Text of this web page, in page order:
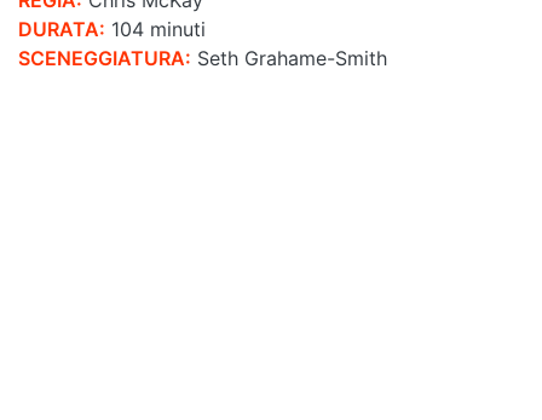
DURATA: 104 minuti
SCENEGGIATURA: Seth Grahame-Smith